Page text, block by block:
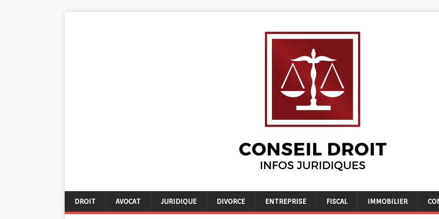
DROIT AVOCAT JURIDIQUE DIVORCE ENTREPRISE FISCAL IMMOBILIER